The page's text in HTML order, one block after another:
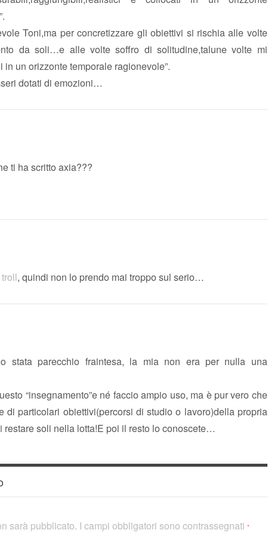
Toni,ma per concretizzare gli obiettivi si rischia alle volte
da soli…e alle volte soffro di solitudine,talune volte mi
in un orizzonte temporale ragionevole”.
dotati di emozioni…
ti ha scritto axia???
troll, quindi non lo prendo mai troppo sul serio…
stata parecchio fraintesa, la mia non era per nulla una
“insegnamento”e né faccio ampio uso, ma è pur vero che
di particolari obiettivi(percorsi di studio o lavoro)della propria
restare soli nella lotta!E poi il resto lo conoscete…
sarà pubblicato. I campi obbligatori sono contrassegnati*